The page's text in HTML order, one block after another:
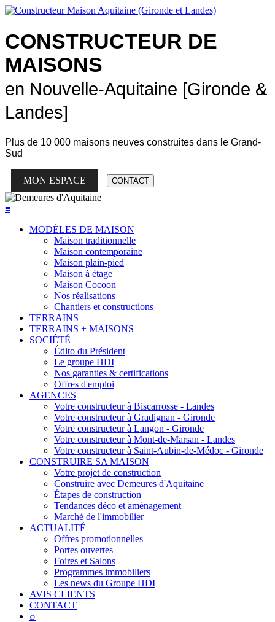
CONSTRUCTEUR DE
MAISONS
en Nouvelle-Aquitaine [Gironde &
Landes]
Plus de 10 000 maisons neuves construites dans le Grand-
Sud
MON ESPACE CONTACT
≡
MODÈLES DE MAISON
Maison traditionnelle
Maison contemporaine
Maison plain-pied
Maison à étage
Maison Cocoon
Nos réalisations
Chantiers et constructions
TERRAINS
TERRAINS + MAISONS
SOCIÉTÉ
Édito du Président
Le groupe HDI
Nos garanties & certifications
Offres d'emploi
AGENCES
Votre constructeur à Biscarrosse - Landes
Votre constructeur à Gradignan - Gironde
Votre constructeur à Langon - Gironde
Votre constructeur à Mont-de-Marsan - Landes
Votre constructeur à Saint-Aubin-de-Médoc - Gironde
CONSTRUIRE SA MAISON
Votre projet de construction
Construire avec Demeures d'Aquitaine
Étapes de construction
Tendances déco et aménagement
Marché de l'immobilier
ACTUALITÉ
Offres promotionnelles
Portes ouvertes
Foires et Salons
Programmes immobiliers
Les news du Groupe HDI
AVIS CLIENTS
CONTACT
⌕